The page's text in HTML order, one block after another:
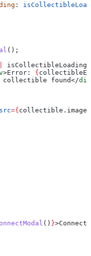
:
();
isCollectibleLoading
>Error: {
collectible found</div
={ collectible . image
() }>